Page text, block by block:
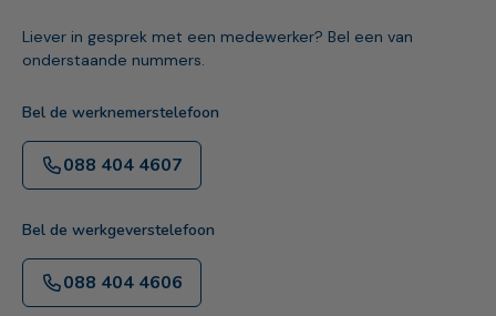
Liever in gesprek met een medewerker? Bel een van
onderstaande nummers.
Bel de werknemerstelefoon
088 404 4607
Bel de werkgeverstelefoon
088 404 4606